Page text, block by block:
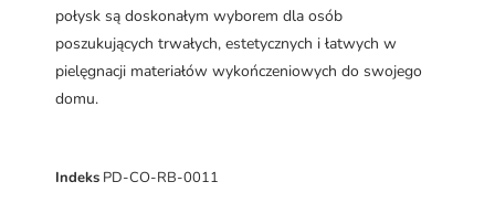
połysk są doskonałym wyborem dla osób
poszukujących trwałych, estetycznych i łatwych w
pielęgnacji materiałów wykończeniowych do swojego
domu.
Indeks PD-CO-RB-0011